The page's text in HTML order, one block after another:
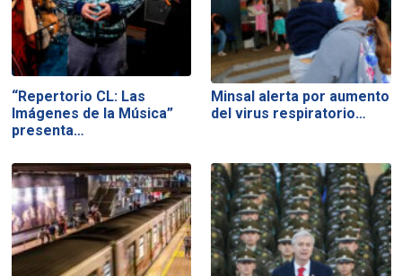
“Repertorio CL: Las
Imágenes de la Música”
presenta…
Minsal alerta por aumento
del virus respiratorio…